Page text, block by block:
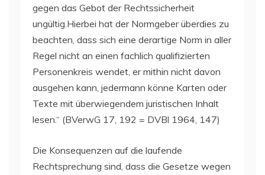
gegen das Gebot der Rechtssicherheit
ungültig.Hierbei hat der Normgeber überdies zu
beachten, dass sich eine derartige Norm in aller
Regel nicht an einen fachlich qualifizierten
Personenkreis wendet, er mithin nicht davon
ausgehen kann, jedermann könne Karten oder
Texte mit überwiegendem juristischen Inhalt
lesen.“ (BVerwG 17, 192 = DVBl 1964, 147)
Die Konsequenzen auf die laufende
Rechtsprechung sind, dass die Gesetze wegen